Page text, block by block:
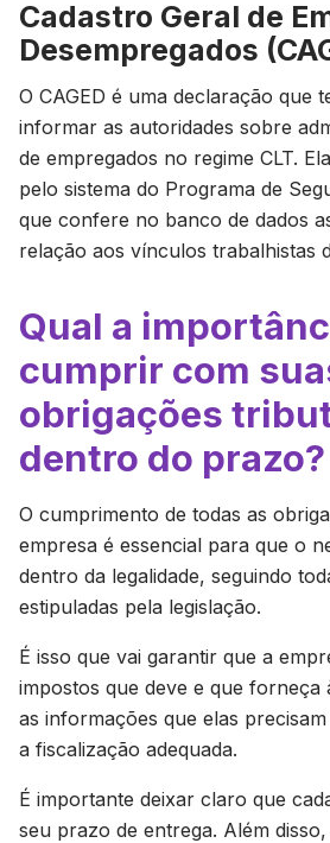
Cadastro Geral de
Desempregados
O CAGED é uma declaração que
informar as autoridades sobre
de empregados no regime CLT.
pelo sistema do Programa de
que confere no banco de dados
relação aos vínculos trabalhistas
Qual a
cumprir com
obrigações
dentro do prazo?
O cumprimento de todas as
empresa é essencial para que o
dentro da legalidade, seguindo
estipuladas pela legislação.
É isso que vai garantir que a
impostos que deve e que forneça
as informações que elas
a fiscalização adequada.
É importante deixar claro que
seu prazo de entrega. Além